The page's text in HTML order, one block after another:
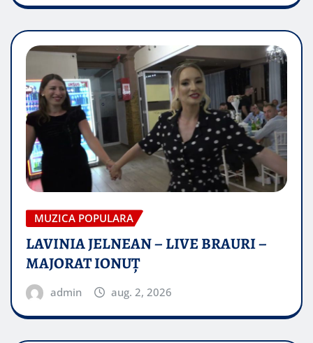
MUZICA POPULARA
LAVINIA JELNEAN – LIVE BRAURI –
MAJORAT IONUŢ
admin aug. 2, 2026